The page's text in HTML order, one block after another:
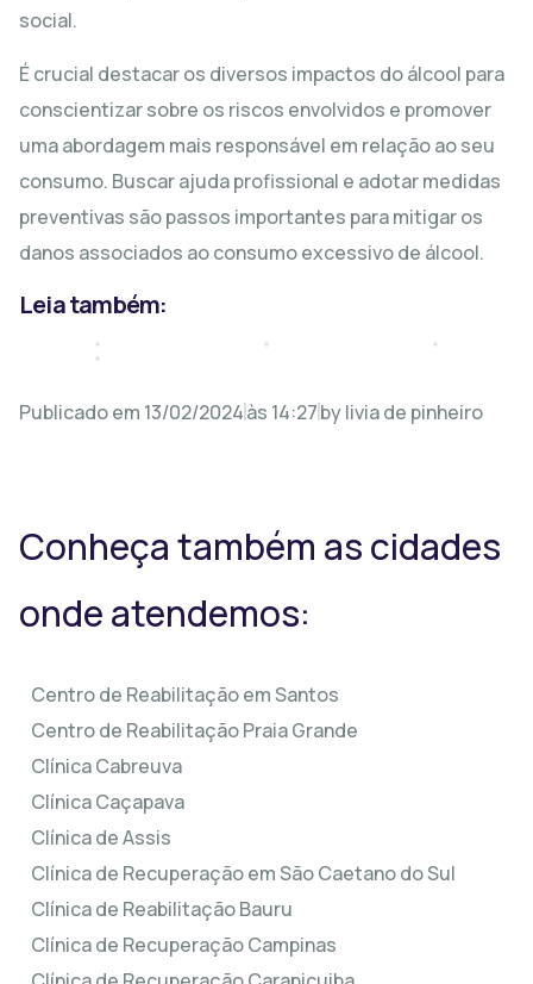
social.
É crucial destacar os diversos impactos do álcool para
conscientizar sobre os riscos envolvidos e promover
uma abordagem mais responsável em relação ao seu
consumo. Buscar ajuda profissional e adotar medidas
preventivas são passos importantes para mitigar os
danos associados ao consumo excessivo de álcool.
Leia também:
O
Alcoolismo
e
Suas
Consequências:
Guia
para
Saúde
Um
Olhar
Profundo
sobre
O
Abuso
de
Coma
Alcoólico
Excesso
Bebida
Alcoolica:
Riscos
e
Publicado em 13/02/2024às 14:27bylivia de pinheiro
Conheça também as cidades
onde atendemos:
Centro de Reabilitação em Santos
Centro de Reabilitação Praia Grande
Clínica Cabreuva
Clínica Caçapava
Clínica de Assis
Clínica de Recuperação em São Caetano do Sul
Clínica de Reabilitação Bauru
Clínica de Recuperação Campinas